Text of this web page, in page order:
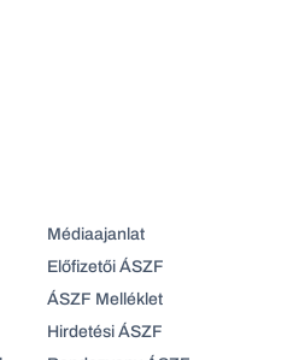
Médiaajanlat
Előfizetői ÁSZF
ÁSZF Melléklet
Hirdetési ÁSZF